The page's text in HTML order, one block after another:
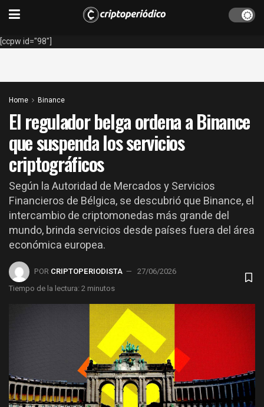
[ccpw id="98"]
Home Binance
El regulador belga ordena a Binance
que suspenda los servicios
criptográficos
Según la Autoridad de Mercados y Servicios
Financieros de Bélgica, se descubrió que Binance, el
intercambio de criptomonedas más grande del
mundo, brinda servicios desde países fuera del área
económica europea.
POR CRIPTOPERIODISTA
27/06/2026
Tiempo de la lectura: 2 minutos